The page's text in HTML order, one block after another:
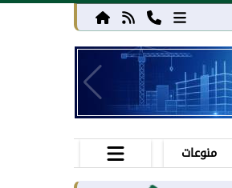
منوعات